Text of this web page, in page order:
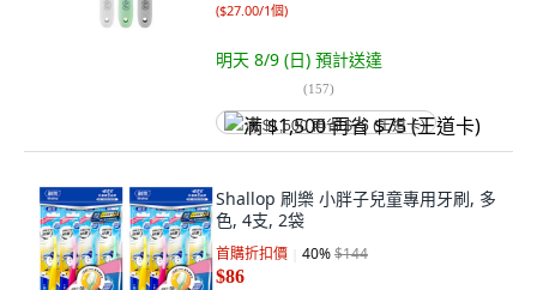
($27.00/1個)
明天 8/9 (日) 預計送達
(157)
满 $1,500 再省 $75 (王道卡)
Shallop 刷樂 小胖子兒童專用牙刷, 多
色, 4支, 2袋
首購折扣價 40%$144
$86